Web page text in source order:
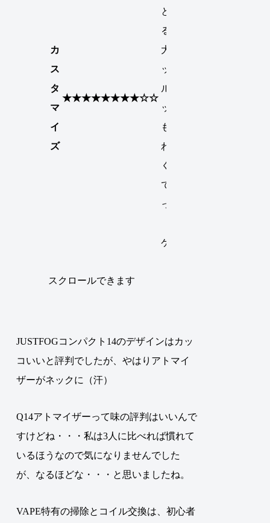
カ
ス
タ
マ
イ
ズ
★★★★★★★★☆☆
とが出来
るのが最
大のメリ
ット、プ
ルームテ
ックより
も数倍味
わいが濃
くなるの
で美味か
った。
ケ）
スクロールできます
JUSTFOGコンパクト14のデザインはカッ
コいいと評判でしたが、やはりアトマイ
ザーがネックに（汗）
Q14アトマイザーって味の評判はいいんで
すけどね・・・私は3人に比べれば慣れて
いるほうなので気になりませんでした
が、なるほどな・・・と思いましたね。
VAPE特有の掃除とコイル交換は、初心者